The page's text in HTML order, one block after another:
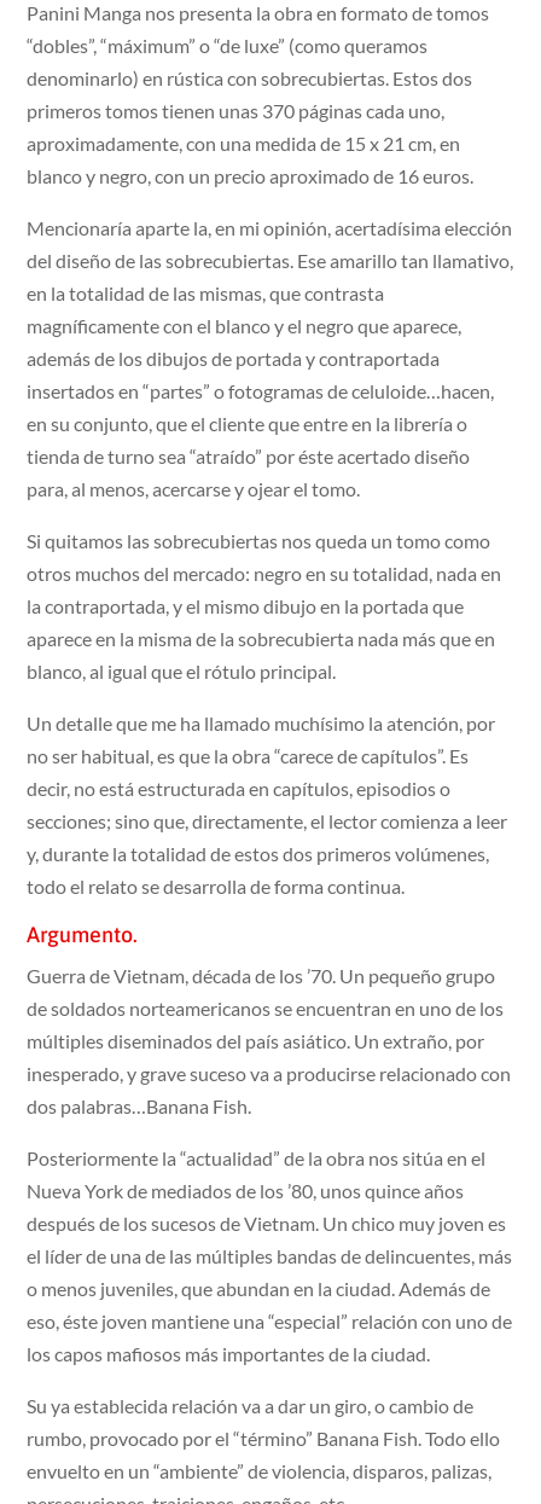
Panini Manga nos presenta la obra en formato de tomos
“dobles”, “máximum” o “de luxe” (como queramos
denominarlo) en rústica con sobrecubiertas. Estos dos
primeros tomos tienen unas 370 páginas cada uno,
aproximadamente, con una medida de 15 x 21 cm, en
blanco y negro, con un precio aproximado de 16 euros.
Mencionaría aparte la, en mi opinión, acertadísima elección
del diseño de las sobrecubiertas. Ese amarillo tan llamativo,
en la totalidad de las mismas, que contrasta
magníficamente con el blanco y el negro que aparece,
además de los dibujos de portada y contraportada
insertados en “partes” o fotogramas de celuloide…hacen,
en su conjunto, que el cliente que entre en la librería o
tienda de turno sea “atraído” por éste acertado diseño
para, al menos, acercarse y ojear el tomo.
Si quitamos las sobrecubiertas nos queda un tomo como
otros muchos del mercado: negro en su totalidad, nada en
la contraportada, y el mismo dibujo en la portada que
aparece en la misma de la sobrecubierta nada más que en
blanco, al igual que el rótulo principal.
Un detalle que me ha llamado muchísimo la atención, por
no ser habitual, es que la obra “carece de capítulos”. Es
decir, no está estructurada en capítulos, episodios o
secciones; sino que, directamente, el lector comienza a leer
y, durante la totalidad de estos dos primeros volúmenes,
todo el relato se desarrolla de forma continua.
Argumento.
Guerra de Vietnam, década de los ’70. Un pequeño grupo
de soldados norteamericanos se encuentran en uno de los
múltiples diseminados del país asiático. Un extraño, por
inesperado, y grave suceso va a producirse relacionado con
dos palabras…Banana Fish.
Posteriormente la “actualidad” de la obra nos sitúa en el
Nueva York de mediados de los ’80, unos quince años
después de los sucesos de Vietnam. Un chico muy joven es
el líder de una de las múltiples bandas de delincuentes, más
o menos juveniles, que abundan en la ciudad. Además de
eso, éste joven mantiene una “especial” relación con uno de
los capos mafiosos más importantes de la ciudad.
Su ya establecida relación va a dar un giro, o cambio de
rumbo, provocado por el “término” Banana Fish. Todo ello
envuelto en un “ambiente” de violencia, disparos, palizas,